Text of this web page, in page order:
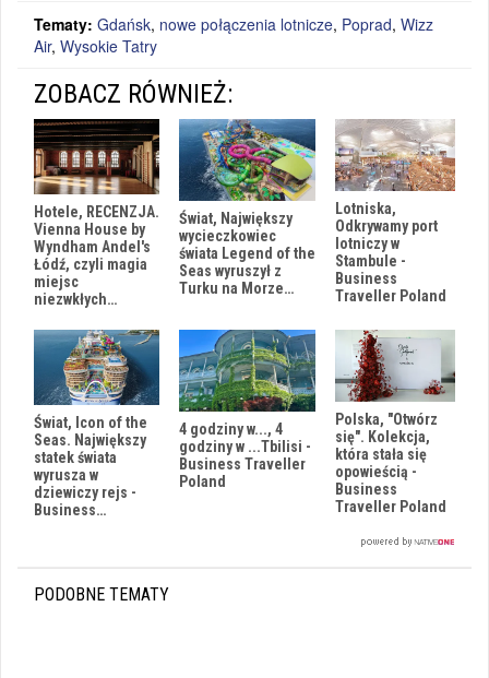
Tematy: Gdańsk, nowe połączenia lotnicze, Poprad, Wizz
Air, Wysokie Tatry
ZOBACZ RÓWNIEŻ:
Hotele, RECENZJA.
Vienna House by
Wyndham Andel's
Łódź, czyli magia
miejsc
niezwkłych…
Świat, Największy
wycieczkowiec
świata Legend of the
Seas wyruszył z
Turku na Morze…
Lotniska,
Odkrywamy port
lotniczy w
Stambule -
Business
Traveller Poland
Świat, Icon of the
Seas. Największy
statek świata
wyrusza w
dziewiczy rejs -
Business…
4 godziny w..., 4
godziny w ...Tbilisi -
Business Traveller
Poland
Polska, "Otwórz
się". Kolekcja,
która stała się
opowieścią -
Business
Traveller Poland
PODOBNE TEMATY